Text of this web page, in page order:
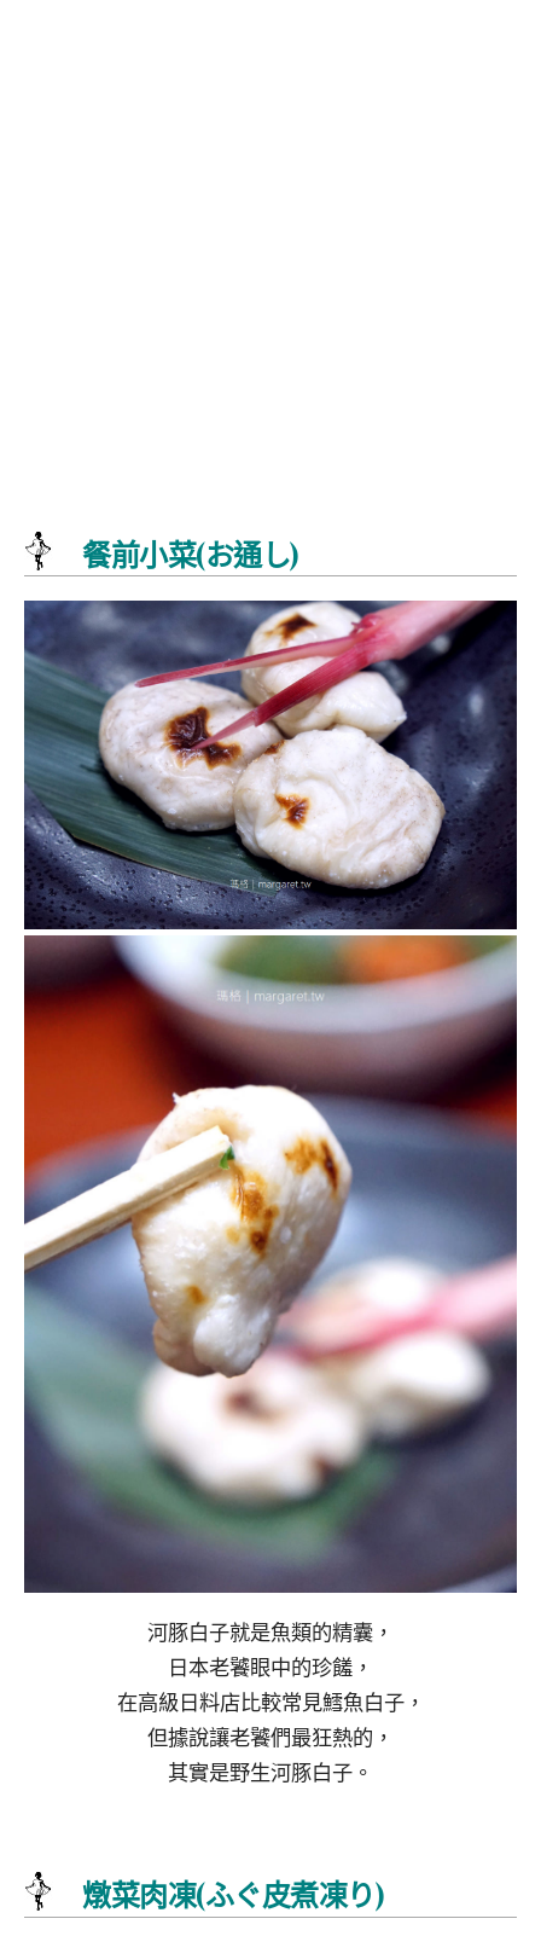
餐前小菜(お通し)
河豚白子就是魚類的精囊，
日本老饕眼中的珍饈，
在高級日料店比較常見鱈魚白子，
但據說讓老饕們最狂熱的，
其實是野生河豚白子。
燉菜肉凍(ふぐ皮煮凍り)